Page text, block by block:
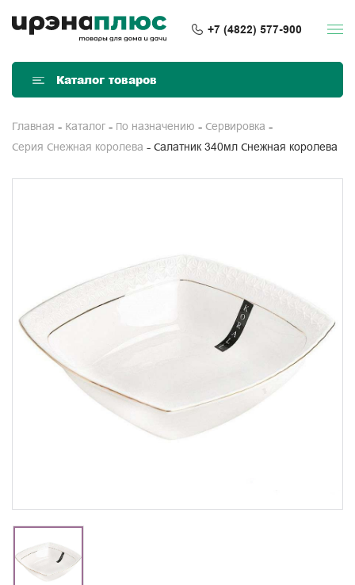
+7 (4822) 577-900
Каталог товаров
Главная Каталог По назначению Сервировка
Серия Снежная королева Салатник 340мл Снежная королева